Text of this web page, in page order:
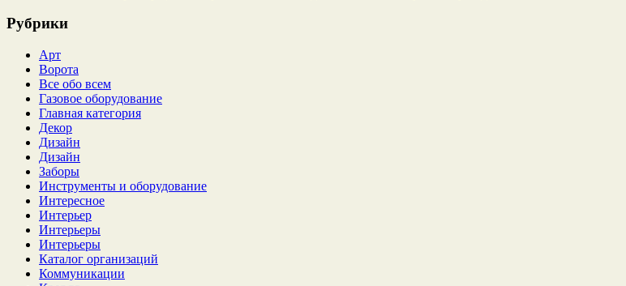
Рубрики
Арт
Ворота
Все обо всем
Газовое оборудование
Главная категория
Декор
Дизайн
Дизайн
Заборы
Инструменты и оборудование
Интересное
Интерьер
Интерьеры
Интерьеры
Каталог организаций
Коммуникации